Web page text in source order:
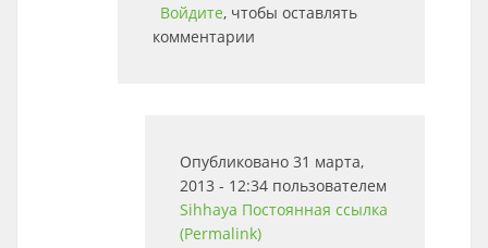
Войдите, чтобы оставлять
комментарии
Опубликовано 31 марта,
2013 - 12:34 пользователем
Sihhaya Постоянная ссылка
(Permalink)